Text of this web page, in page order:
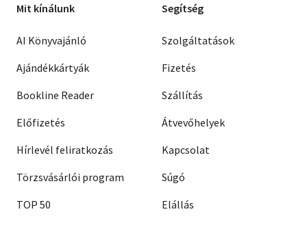
Mit kínálunk
AI Könyvajánló
Ajándékkártyák
Bookline Reader
Előfizetés
Hírlevél feliratkozás
Törzsvásárlói program
TOP 50
Segítség
Szolgáltatások
Fizetés
Szállítás
Átvevőhelyek
Kapcsolat
Súgó
Elállás